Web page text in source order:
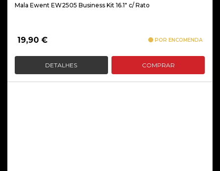
Mala Ewent EW2505 Business Kit 16.1″ c/ Rato
19,90 € POR ENCOMENDA
DETALHES COMPRAR